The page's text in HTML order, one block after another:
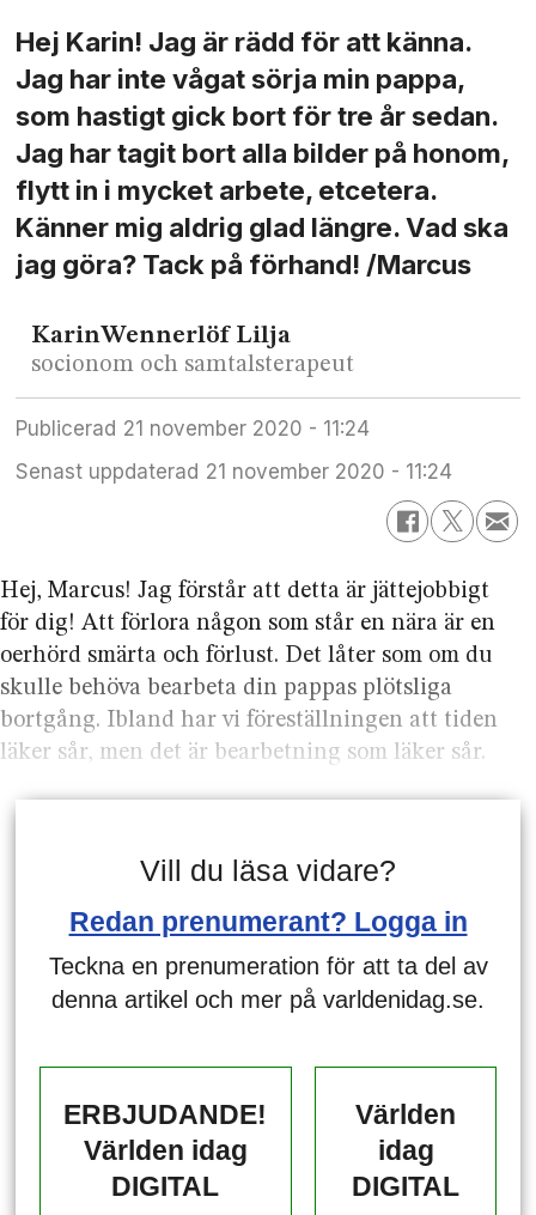
Hej Karin! Jag är rädd för att känna.
Jag har inte vågat sörja min pappa,
som hastigt gick bort för tre år sedan.
Jag har tagit bort alla bilder på honom,
flytt in i mycket arbete, etcetera.
Känner mig aldrig glad längre. Vad ska
jag göra? Tack på förhand! /Marcus
KarinWennerlöf Lilja
socionom och samtalsterapeut
Publicerad
21 november 2020 - 11:24
Senast uppdaterad
21 november 2020 - 11:24
Hej, Marcus! Jag förstår att detta är jättejobbigt
för dig! Att förlora någon som står en nära är en
oerhörd smärta och förlust. Det låter som om du
skulle behöva bearbeta din pappas plötsliga
bortgång. Ibland har vi föreställningen att tiden
läker sår, men det är bearbetning som läker sår.
Vill du läsa vidare?
Redan prenumerant? Logga in
Teckna en prenumeration för att ta del av
denna artikel och mer på varldenidag.se.
ERBJUDANDE!
Världen idag
DIGITAL
Världen
idag
DIGITAL